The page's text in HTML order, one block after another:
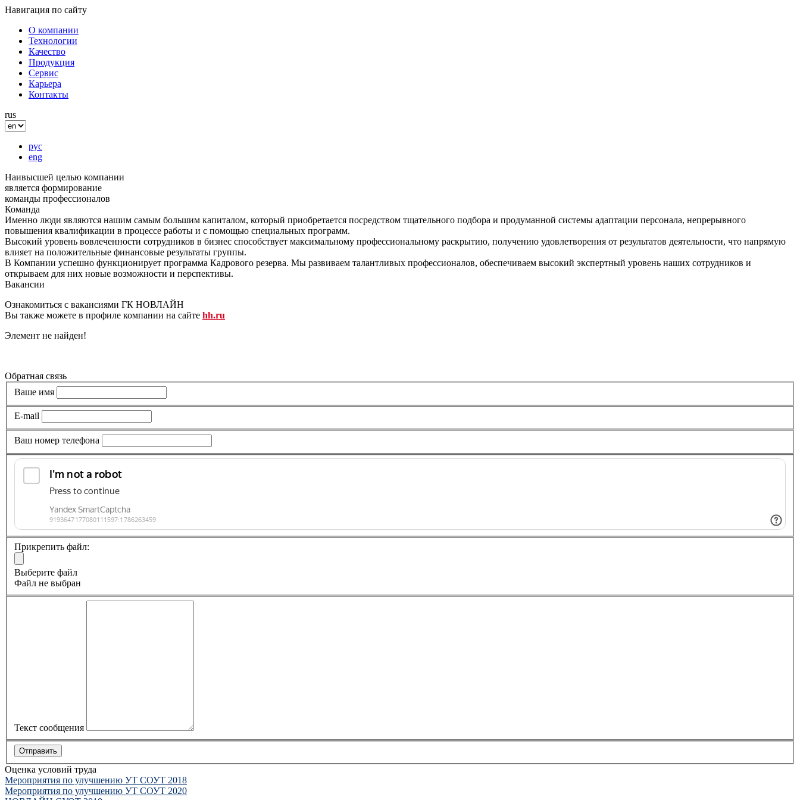
Навигация по сайту
О компании
Технологии
Качество
Продукция
Сервис
Карьера
Контакты
rus
рус
eng
Наивысшей целью компании
является формирование
команды профессионалов
Команда
Именно люди являются нашим самым большим капиталом, который приобретается посредством тщательного подбора и продуманной системы адаптации персонала, непрерывного
повышения квалификации в процессе работы и с помощью специальных программ.
Высокий уровень вовлеченности сотрудников в бизнес способствует максимальному профессиональному раскрытию, получению удовлетворения от результатов деятельности, что напрямую
влияет на положительные финансовые результаты группы.
В Компании успешно функционирует программа Кадрового резерва. Мы развиваем талантливых профессионалов, обеспечиваем высокий экспертный уровень наших сотрудников и
открываем для них новые возможности и перспективы.
Вакансии
Ознакомиться с вакансиями ГК НОВЛАЙН
Вы также можете в профиле компании на сайте hh.ru
Элемент не найден!
Обратная связь
Ваше имя
E-mail
Ваш номер телефона
Прикрепить файл:
Выберите файл
Файл не выбран
Текст сообщения
Оценка условий труда
Мероприятия по улучшению УТ СОУТ 2018
Мероприятия по улучшению УТ СОУТ 2020